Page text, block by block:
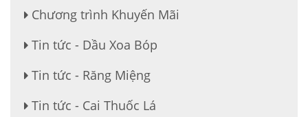
Chương trình Khuyến Mãi
Tin tức - Dầu Xoa Bóp
Tin tức - Răng Miệng
Tin tức - Cai Thuốc Lá
THUỐC ĐẶC TRỊ DẠ DÀY, ĐẠI TRÀNG